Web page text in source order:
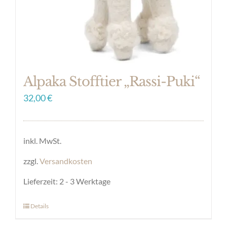
Alpaka Stofftier „Rassi-Puki“
32,00€
inkl. MwSt.
zzgl.Versandkosten
Lieferzeit: 2 - 3 Werktage
Dieses
Details